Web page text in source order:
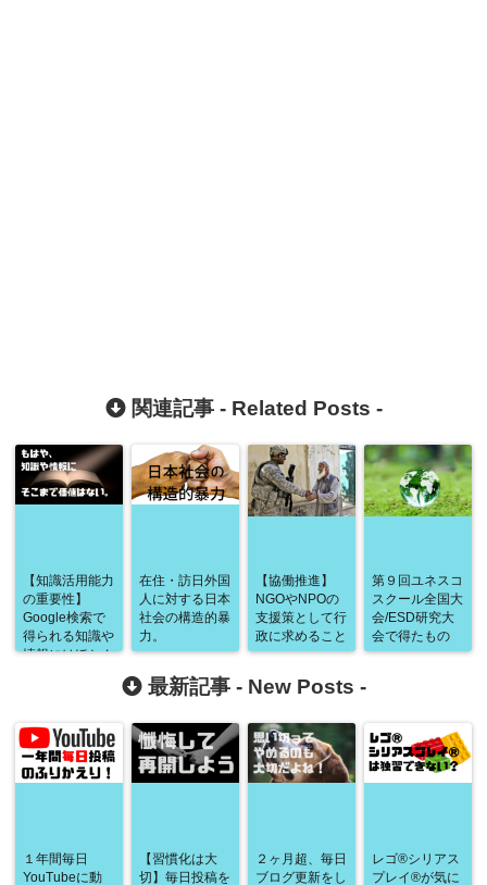
関連記事 - Related Posts -
【知識活用能力
の重要性】
Google検索で
得られる知識や
情報にはほとん
在住・訪日外国
人に対する日本
社会の構造的暴
力。
【協働推進】
NGOやNPOの
支援策として行
政に求めること
第９回ユネスコ
スクール全国大
会/ESD研究大
会で得たもの
最新記事 - New Posts -
１年間毎日
YouTubeに動
【習慣化は大
切】毎日投稿を
２ヶ月超、毎日
ブログ更新をし
レゴ®シリアス
プレイ®が気に